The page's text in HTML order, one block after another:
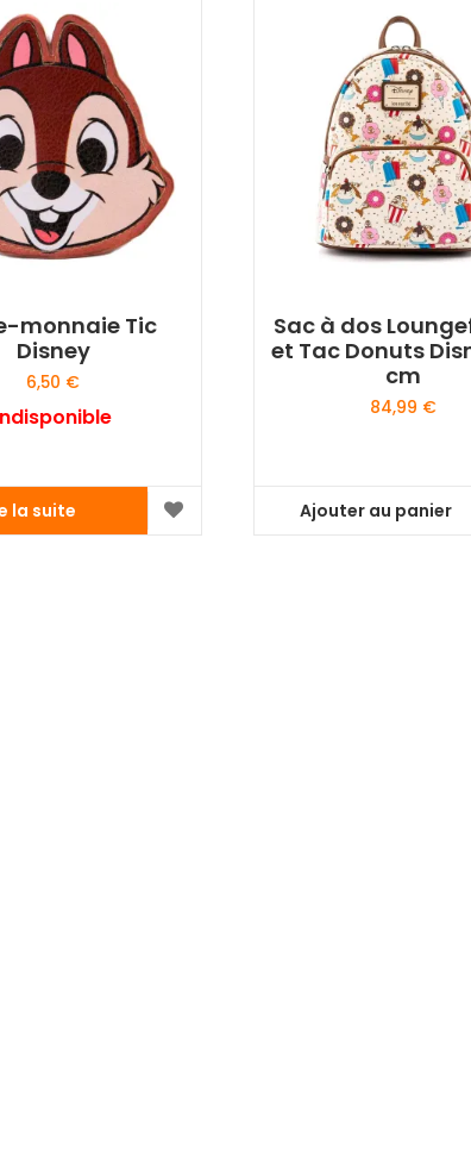
monnaie Tic
Disney
6,50 €
la suite
Sac à dos
et Tac Donuts
cm
84,99 €
Ajouter au panier